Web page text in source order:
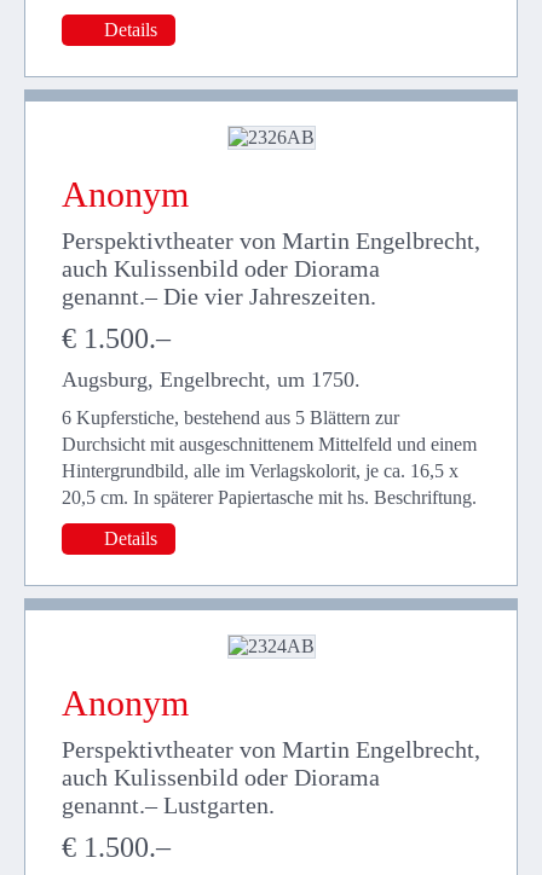
Details
Anonym
Perspektivtheater von Martin Engelbrecht,
auch Kulissenbild oder Diorama
genannt.– Die vier Jahreszeiten.
€ 1.500.–
Augsburg, Engelbrecht, um 1750.
6 Kupferstiche, bestehend aus 5 Blättern zur
Durchsicht mit ausgeschnittenem Mittelfeld und einem
Hintergrundbild, alle im Verlagskolorit, je ca. 16,5 x
20,5 cm. In späterer Papiertasche mit hs. Beschriftung.
Details
Anonym
Perspektivtheater von Martin Engelbrecht,
auch Kulissenbild oder Diorama
genannt.– Lustgarten.
€ 1.500.–